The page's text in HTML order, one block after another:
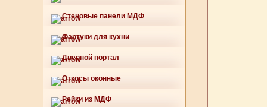
Стеновые панели МДФ
Фартуки для кухни
Дверной портал
Откосы оконные
Рейки из МДФ